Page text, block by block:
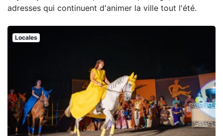
adresses qui continuent d'animer la ville tout l'été.
Locales